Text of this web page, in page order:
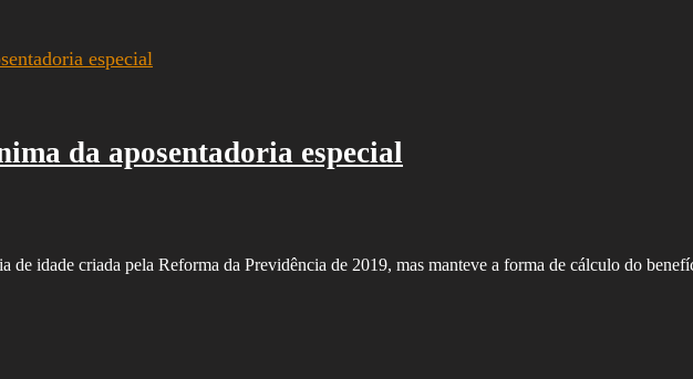
da aposentadoria especial
de idade criada pela Reforma da Previdência de 2019, mas manteve a forma de cálculo do